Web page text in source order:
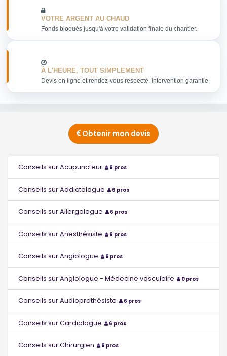
VOTRE ARGENT AU CHAUD
Fonds bloqués jusqu'à votre validation finale du chantier.
À L'HEURE, TOUT SIMPLEMENT
Devis en ligne et rendez-vous respecté. intervention garantie.
Obtenir mon devis
Conseils sur Acupuncteur 6 pros
Conseils sur Addictologue 6 pros
Conseils sur Allergologue 6 pros
Conseils sur Anesthésiste 6 pros
Conseils sur Angiologue 6 pros
Conseils sur Angiologue - Médecine vasculaire 0 pros
Conseils sur Audioprothésiste 6 pros
Conseils sur Cardiologue 6 pros
Conseils sur Chirurgien 6 pros